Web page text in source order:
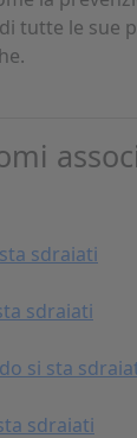
tutte le sue
sdraiati
sdraiati
si sta
sdraiati